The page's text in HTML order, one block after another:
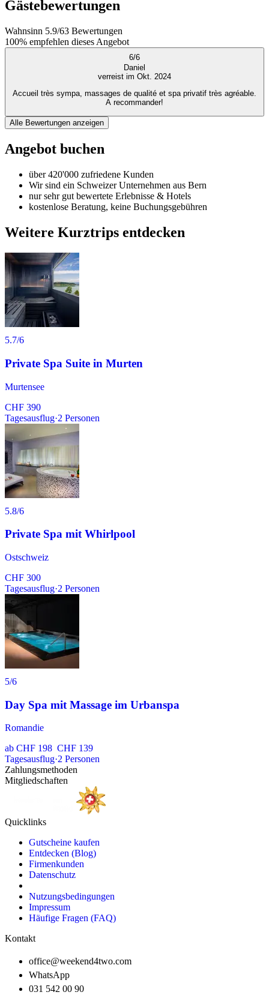
Gästebewertungen
Wahnsinn 5.9/63 Bewertungen
100% empfehlen dieses Angebot
6/6
Daniel
verreist im Okt. 2024
Accueil très sympa, massages de qualité et spa privatif très agréable.
A recommander!
Alle Bewertungen anzeigen
Angebot buchen
über 420'000 zufriedene Kunden
Wir sind ein Schweizer Unternehmen aus Bern
nur sehr gut bewertete Erlebnisse & Hotels
kostenlose Beratung, keine Buchungsgebühren
Weitere Kurztrips entdecken
5.7/6
Private Spa Suite in Murten
Murtensee
CHF 390
Tagesausflug·2 Personen
5.8/6
Private Spa mit Whirlpool
Ostschweiz
CHF 300
Tagesausflug·2 Personen
5/6
Day Spa mit Massage im Urbanspa
Romandie
ab CHF 198 CHF 139
Tagesausflug·2 Personen
Zahlungsmethoden
Mitgliedschaften
Quicklinks
Gutscheine kaufen
Entdecken (Blog)
Firmenkunden
Datenschutz
Nutzungsbedingungen
Impressum
Häufige Fragen (FAQ)
Kontakt
office@weekend4two.com
WhatsApp
031 542 00 90